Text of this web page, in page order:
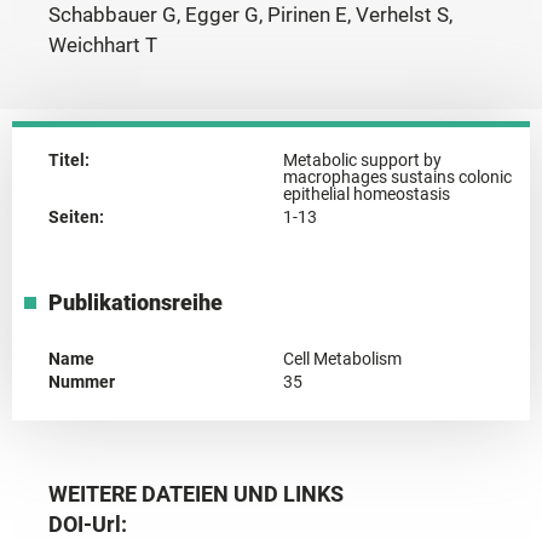
Schabbauer G, Egger G, Pirinen E, Verhelst S,
Weichhart T
Titel:
Metabolic support by
macrophages sustains colonic
epithelial homeostasis
Seiten:
1-13
Publikationsreihe
Name
Cell Metabolism
Nummer
35
WEITERE DATEIEN UND LINKS
DOI-Url: